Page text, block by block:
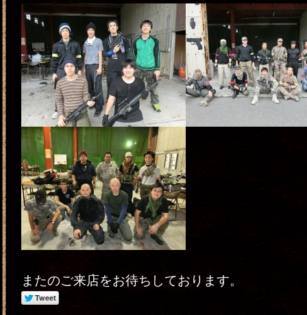
またのご来店をお待ちしております。